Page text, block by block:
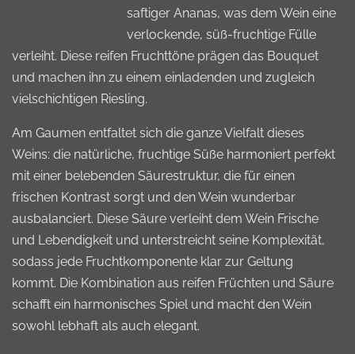
saftiger Ananas, was dem Wein eine
verlockende, süß-fruchtige Fülle
verleiht. Diese reifen Fruchttöne prägen das Bouquet
und machen ihn zu einem einladenden und zugleich
vielschichtigen Riesling.
Am Gaumen entfaltet sich die ganze Vielfalt dieses
Weins: die natürliche, fruchtige Süße harmoniert perfekt
mit einer belebenden Säurestruktur, die für einen
frischen Kontrast sorgt und den Wein wunderbar
ausbalanciert. Diese Säure verleiht dem Wein Frische
und Lebendigkeit und unterstreicht seine Komplexität,
sodass jede Fruchtkomponente klar zur Geltung
kommt. Die Kombination aus reifen Früchten und Säure
schafft ein harmonisches Spiel und macht den Wein
sowohl lebhaft als auch elegant.